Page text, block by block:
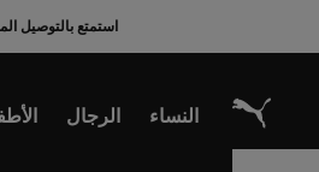
استمتع بالتوصيل
النساء الرجال